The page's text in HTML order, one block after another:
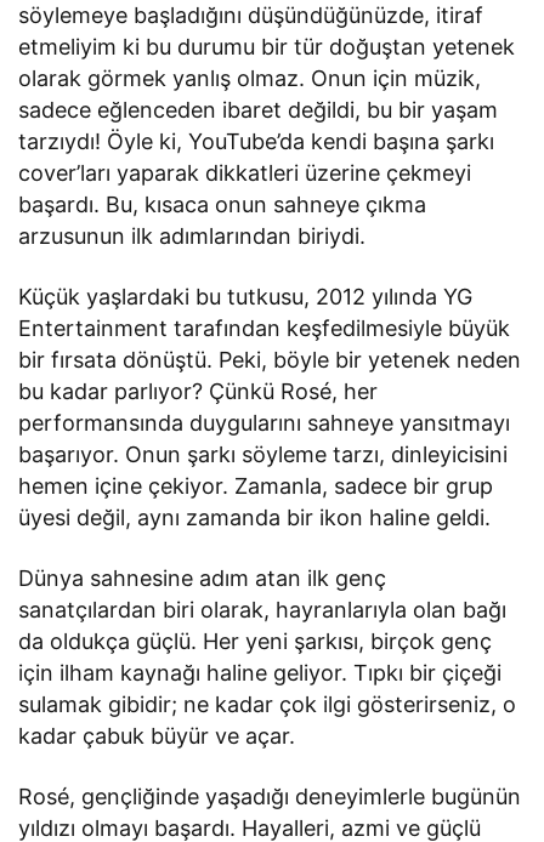
söylemeye başladığını düşündüğünüzde, itiraf
etmeliyim ki bu durumu bir tür doğuştan yetenek
olarak görmek yanlış olmaz. Onun için müzik,
sadece eğlenceden ibaret değildi, bu bir yaşam
tarzıydı! Öyle ki, YouTube’da kendi başına şarkı
cover’ları yaparak dikkatleri üzerine çekmeyi
başardı. Bu, kısaca onun sahneye çıkma
arzusunun ilk adımlarından biriydi.
Küçük yaşlardaki bu tutkusu, 2012 yılında YG
Entertainment tarafından keşfedilmesiyle büyük
bir fırsata dönüştü. Peki, böyle bir yetenek neden
bu kadar parlıyor? Çünkü Rosé, her
performansında duygularını sahneye yansıtmayı
başarıyor. Onun şarkı söyleme tarzı, dinleyicisini
hemen içine çekiyor. Zamanla, sadece bir grup
üyesi değil, aynı zamanda bir ikon haline geldi.
Dünya sahnesine adım atan ilk genç
sanatçılardan biri olarak, hayranlarıyla olan bağı
da oldukça güçlü. Her yeni şarkısı, birçok genç
için ilham kaynağı haline geliyor. Tıpkı bir çiçeği
sulamak gibidir; ne kadar çok ilgi gösterirseniz, o
kadar çabuk büyür ve açar.
Rosé, gençliğinde yaşadığı deneyimlerle bugünün
yıldızı olmayı başardı. Hayalleri, azmi ve güçlü